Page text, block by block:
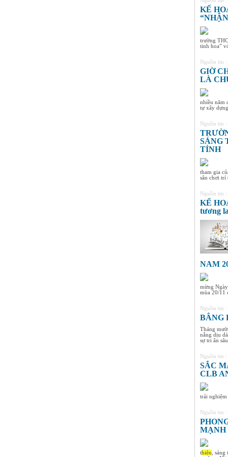
KẾ
trường
tinh hoa”
Nguồn tin :
GIỜ
LÀ
nhiều năm
tự xây
Nguồn tin :
SÁNG
TỈNH
tham gia
sân chơi trí
Nguồn tin :
KẾ
tương
NAM
mừng
mùa 20/11
Nguồn tin :
BÂNG
Tháng
nắng dịu
sự tri ân
Nguồn tin :
SẮC
CLB
trải nghiệm
Nguồn tin :
MẠNH
thiện ,